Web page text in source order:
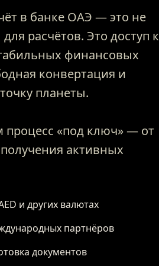
в банке ОАЭ — это не
расчётов. Это доступ к
финансовых
конвертация и
планеты.
«под ключ» — от
активных
и других валютах
партнёров
документов